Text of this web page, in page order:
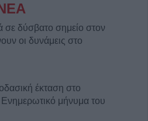
σε δύσβατο σημείο στον
οι δυνάμεις στο
έκταση στο
Ενημερωτικό μήνυμα του